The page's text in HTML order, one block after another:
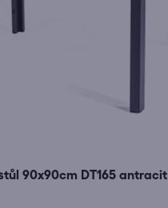
90x90cm DT165 antracit